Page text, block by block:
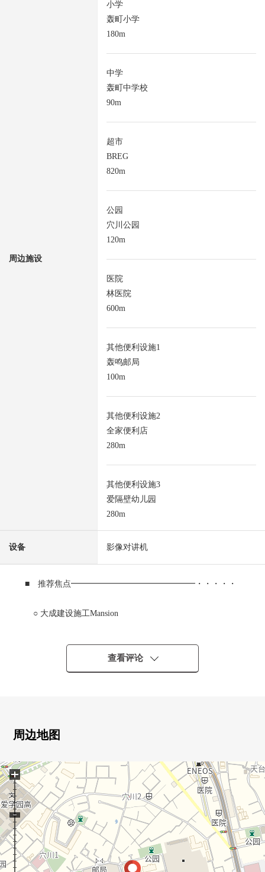
周边施设
小学
轰町小学
180m
中学
轰町中学校
90m
超市
BREG
820m
公园
穴川公园
120m
医院
林医院
600m
其他便利设施1
轰鸣邮局
100m
其他便利设施2
全家便利店
280m
其他便利设施3
爱隔壁幼儿园
280m
设备 影像对讲机
■ 推荐焦点━━━━━━━━━━━━━━━・・・・・
○ 大成建设施工Mansion
○ 中小学步行3分钟的范围以内
○ 在用地里，绿丰富的种植
○ 能使用2线路3车站
JR总武线"西千叶"车站步行21分钟
JR总武线"稻毛"车站步行23分钟
查看评论
周边地图
+